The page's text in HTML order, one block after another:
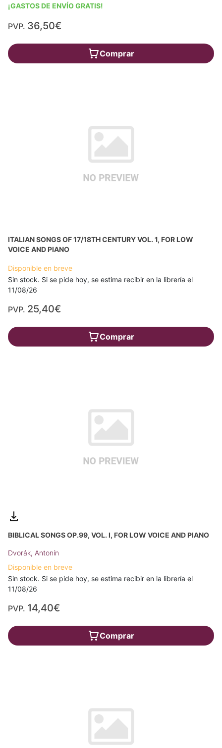
¡GASTOS DE ENVÍO GRATIS!
PVP. 36,50€
Comprar
ITALIAN SONGS OF 17/18TH CENTURY VOL. 1, FOR LOW
VOICE AND PIANO
Disponible en breve
Sin stock. Si se pide hoy, se estima recibir en la librería el
11/08/26
PVP. 25,40€
Comprar
BIBLICAL SONGS OP.99, VOL. I, FOR LOW VOICE AND PIANO
Dvorák, Antonín
Disponible en breve
Sin stock. Si se pide hoy, se estima recibir en la librería el
11/08/26
PVP. 14,40€
Comprar